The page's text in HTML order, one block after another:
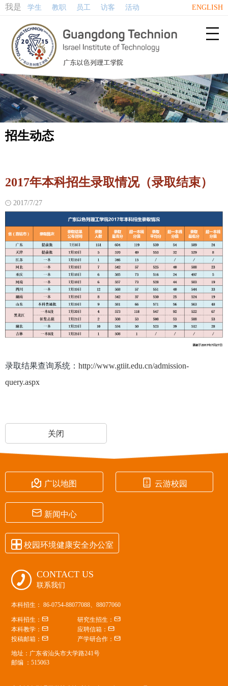
我是 学生 教职 员工 访客 活动 ENGLISH

招生动态
2017年本科招生录取情况（录取结束）
 2017/7/27
录取结果查询系统： http://www.gtiit.edu.cn/admission-
query.aspx
关闭
 广以地图  云游校园
 新闻中心
 校园环境健康安全办公室
 CONTACT US
联系我们
本科招生： 86-0754-88077088、88077060
本科招生： 研究生招生：
本科教学： 应聘信箱：
投稿邮箱： 产学研合作：
地址：广东省汕头市大学路241号
邮编 ：515063